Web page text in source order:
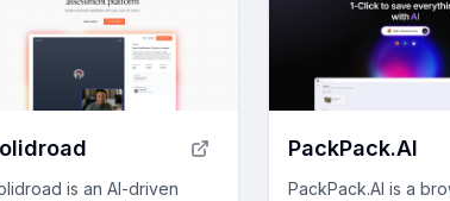
is an AI-driven
PackPack.AI
PackPack.AI is a